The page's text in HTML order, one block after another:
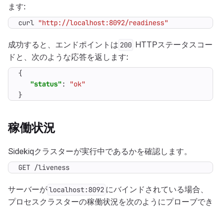
ます:
curl "http://localhost:8092/readiness"
成功すると、エンドポイントは 200 HTTPステータスコー
ドと、次のような応答を返します:
{
"status" :
"ok"
}
稼働状況
Sidekiqクラスターが実行中であるかを確認します。
GET /liveness
サーバーがlocalhost:8092 にバインドされている場合、
プロセスクラスターの稼働状況を次のようにプローブでき